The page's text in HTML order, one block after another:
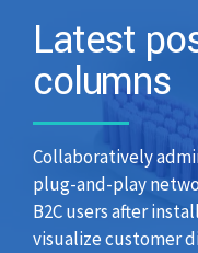
Latest
columns
Collaboratively
plug-and-play
B2C users after
visualize customer